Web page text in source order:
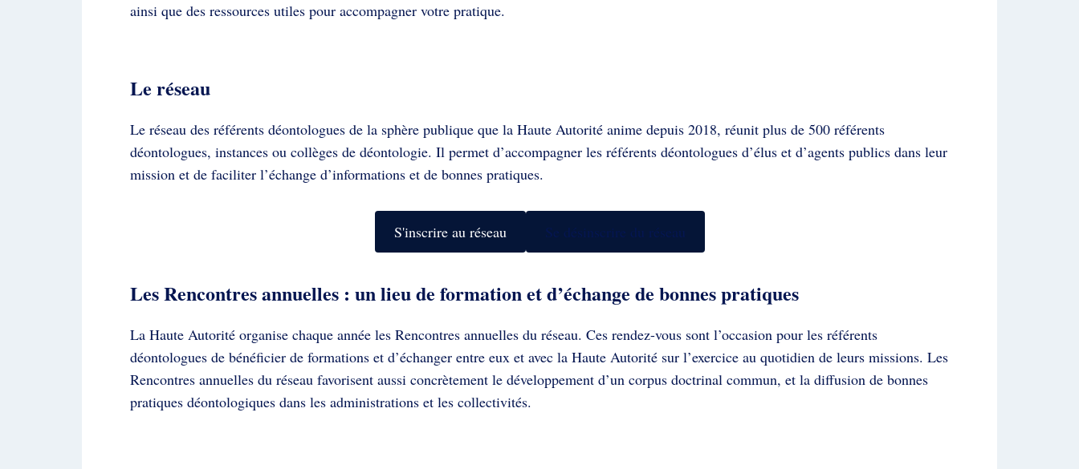
ainsi que des ressources utiles pour accompagner votre pratique.
Le réseau
Le réseau des référents déontologues de la sphère publique que la Haute Autorité anime depuis 2018, réunit plus de 500 référents
déontologues, instances ou collèges de déontologie. Il permet d’accompagner les référents déontologues d’élus et d’agents publics dans leur
mission et de faciliter l’échange d’informations et de bonnes pratiques.
S'inscrire au réseau Se désinscrire du réseau
Les Rencontres annuelles : un lieu de formation et d’échange de bonnes pratiques
La Haute Autorité organise chaque année les Rencontres annuelles du réseau. Ces rendez-vous sont l’occasion pour les référents
déontologues de bénéficier de formations et d’échanger entre eux et avec la Haute Autorité sur l’exercice au quotidien de leurs missions. Les
Rencontres annuelles du réseau favorisent aussi concrètement le développement d’un corpus doctrinal commun, et la diffusion de bonnes
pratiques déontologiques dans les administrations et les collectivités.